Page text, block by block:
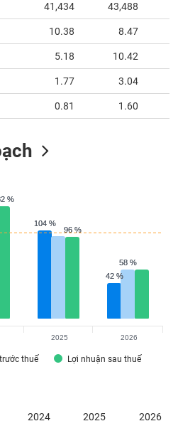
41,434 43,488
10.38 8.47
5.18 10.42
1.77 3.04
0.81 1.60
104 %
104 %
42 %
42 %
58 %
58 %
%
%
96 %
96 %
thuế Lợi nhuận sau thuế
2025 2026
2024 2025
2026